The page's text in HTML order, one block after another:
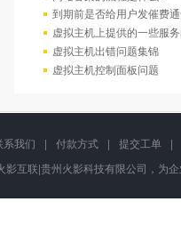
到期前是否给用户发催费
虚拟主机上提供的一些服
虚拟主机出错问题集锦
虚拟主机控制面板问题
系我们 | 付款方式 | 提交工单
|
互联|贵州火影科技有限公司，为